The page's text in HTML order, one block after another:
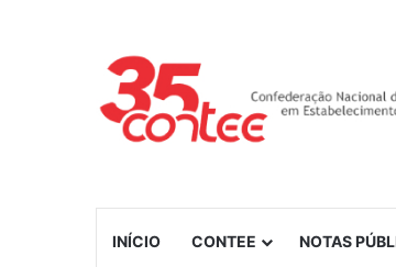
INÍCIO CONTEE NOTAS